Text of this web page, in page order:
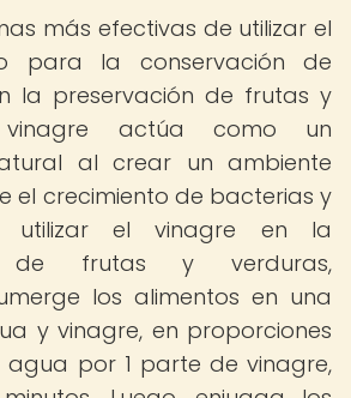
más efectivas de utilizar el
para la conservación de
la preservación de frutas y
vinagre actúa como un
al crear un ambiente
el crecimiento de bacterias y
utilizar el vinagre en la
de frutas y verduras,
los alimentos en una
y vinagre, en proporciones
por 1 parte de vinagre,